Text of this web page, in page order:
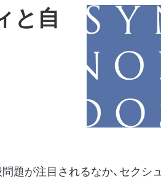
と自
題が注目されるなか、セクシュ